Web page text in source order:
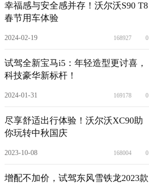
幸福感与安全感并存！沃尔沃S90 T8
春节用车体验
2024-02-19 168927 0
试驾全新宝马i5：年轻造型更讨喜，
科技豪华新标杆！
2024-01-31 169178 0
尽享舒适出行体验！沃尔沃XC90助
你玩转中秋国庆
2023-10-08 168004 0
增配不加价，试驾东风雪铁龙2023款